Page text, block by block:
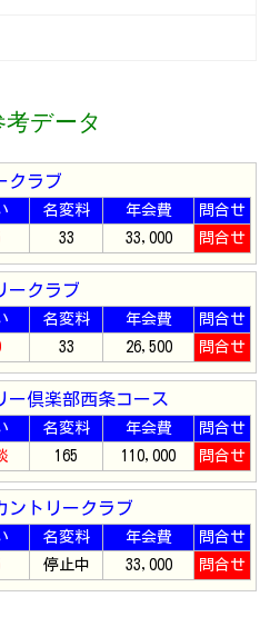
データ
クラブ
名変料 年会費
問合せ
33 33,000 問合せ
ークラブ
名変料 年会費
問合せ
33 26,500 問合せ
ー倶楽部西条コース
名変料 年会費
問合せ
165 110,000 問合せ
ントリークラブ
名変料 年会費
問合せ
停止中 33,000 問合せ